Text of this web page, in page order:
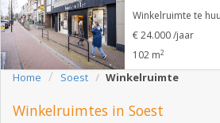
Waarom
adverteren
Premium
adverteren
Blog
Winkelruimte te
€ 24.000 /jaar
102 m2
Home Soest Winkelruimte
Winkelruimtes in Soest